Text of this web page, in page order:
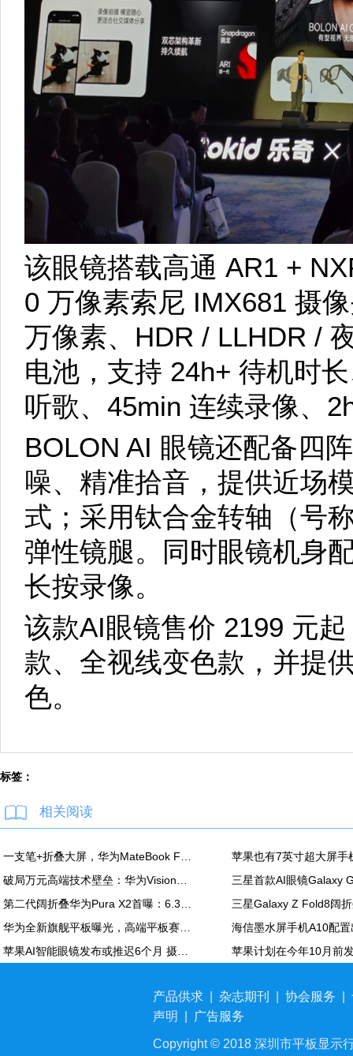
该眼镜搭载高通 AR1 +
0 万像素索尼 IMX681 摄
万像素、HDR / LLHDR /
电池，支持 24h+ 待机时
听歌、45min 连续录像、
BOLON AI 眼镜还配备四
噪、精准拾音，提供近场
式；采用钛合金转轴（号
弹性镜腿。同时眼镜机身
长按录像。
该款AI眼镜售价 2199 元
款、全视线变色款，并提
色。
标签：
相关阅读
产品供求 杂志期刊 协会服务
声明
广告服务
Copyright © 2018 深圳市平板显示